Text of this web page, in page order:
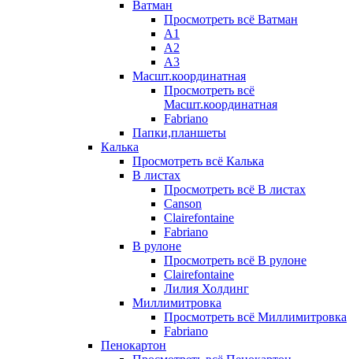
Ватман
Просмотреть всё Ватман
А1
А2
А3
Масшт.координатная
Просмотреть всё
Масшт.координатная
Fabriano
Папки,планшеты
Калька
Просмотреть всё Калька
В листах
Просмотреть всё В листах
Canson
Clairefontaine
Fabriano
В рулоне
Просмотреть всё В рулоне
Clairefontaine
Лилия Холдинг
Миллимитровка
Просмотреть всё Миллимитровка
Fabriano
Пенокартон